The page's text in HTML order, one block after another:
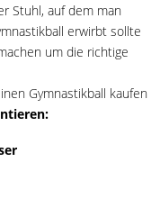
Stuhl, auf dem man
erwirbt sollte
um die richtige
Gymnastikball kaufen